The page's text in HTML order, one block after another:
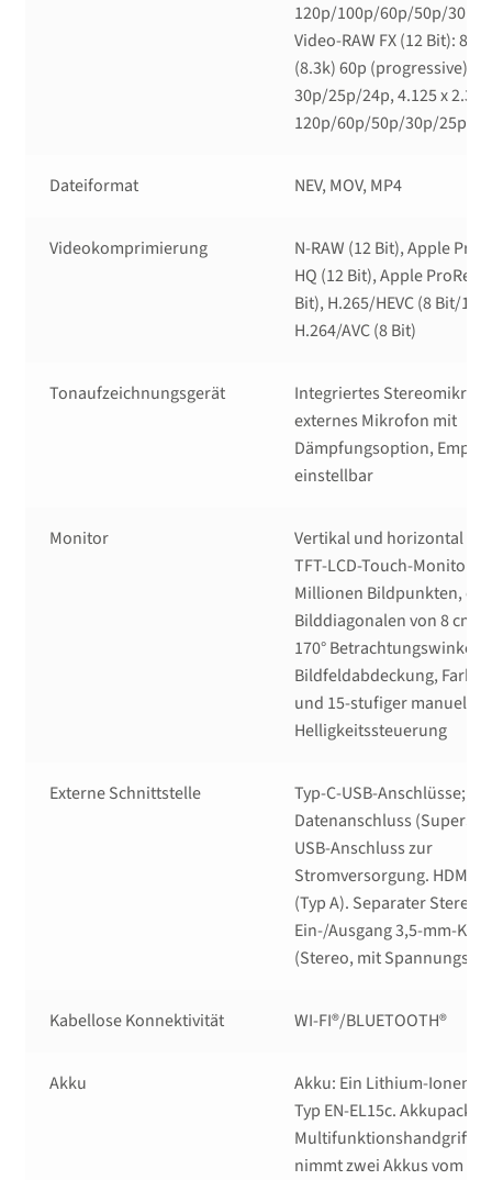
120p/100p/60p/50p/30p/
Video-RAW FX (12 Bit):
(8.3k) 60p (progressive)
30p/25p/24p, 4.125 x
120p/60p/50p/30p/25p/
Dateiformat NEV, MOV, MP4
Videokomprimierung
N-RAW (12 Bit), Apple
HQ (12 Bit), Apple ProRes
Bit), H.265/HEVC (8 Bit/10
H.264/AVC (8 Bit)
Tonaufzeichnungsgerät
Integriertes
externes Mikrofon mit
Dämpfungsoption,
einstellbar
Monitor
Vertikal und horizontal
TFT-LCD-Touch-Monitor
Millionen Bildpunkten,
Bilddiagonalen von 8 cm
170° Betrachtungswinkel,
Bildfeldabdeckung,
und 15-stufiger manueller
Helligkeitssteuerung
Externe Schnittstelle
Typ-C-USB-Anschlüsse;
Datenanschluss
USB-Anschluss zur
Stromversorgung. HDMI-
(Typ A). Separater Stereo-
Ein-/Ausgang 3,5-mm-
(Stereo, mit
Kabellose Konnektivität WI-FI®/BLUETOOTH®
Akku
Akku: Ein Lithium-Ionen-
Typ EN-EL15c. Akkupack:
Multifunktionshandgriff
nimmt zwei Akkus vom